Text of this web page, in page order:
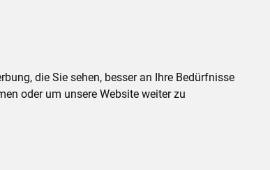
die Sie sehen, besser an Ihre Bedürfnisse
oder um unsere Website weiter zu